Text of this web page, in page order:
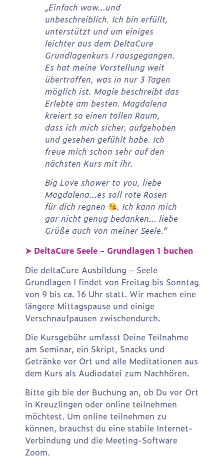
„Einfach wow…und
unbeschreiblich. Ich bin erfüllt,
unterstützt und um einiges
leichter aus dem DeltaCure
Grundlagenkurs I rausgegangen.
Es hat meine Vorstellung weit
übertroffen, was in nur 3 Tagen
möglich ist. Magie beschreibt das
Erlebte am besten. Magdalena
kreiert so einen tollen Raum,
dass ich mich sicher, aufgehoben
und gesehen gefühlt habe. Ich
freue mich schon sehr auf den
nächsten Kurs mit ihr.
Big Love shower to you, liebe
Magdalena…es soll rote Rosen
für dich regnen
. Ich kann mich
gar nicht genug bedanken… liebe
Grüße auch von meiner Seele.“
➤ DeltaCure Seele – Grundlagen 1 buchen
Die deltaCure Ausbildung – Seele
Grundlagen I findet von Freitag bis Sonntag
von 9 bis ca. 16 Uhr statt. Wir machen eine
längere Mittagspause und einige
Verschnaufpausen zwischendurch.
Die Kursgebühr umfasst Deine Teilnahme
am Seminar, ein Skript, Snacks und
Getränke vor Ort und alle Meditationen aus
dem Kurs als Audiodatei zum Nachhören.
Bitte gib bie der Buchung an, ob Du vor Ort
in Kreuzlingen oder online teilnehmen
möchtest. Um online teilnehmen zu
können, brauchst du eine stabile Internet-
Verbindung und die Meeting-Software
Zoom.